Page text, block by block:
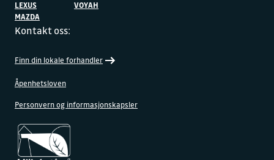
LEXUS
MAZDA
VOYAH
Kontakt oss:
Finn din lokale forhandler
Åpenhetsloven
Personvern og informasjonskapsler